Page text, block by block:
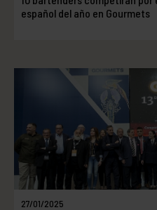
español del año en Gourmets
27/01/2025